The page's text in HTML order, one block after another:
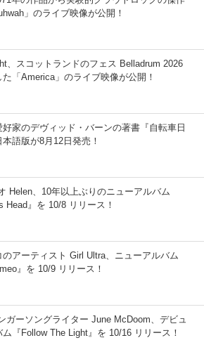
」のライブ映像が公開！
、スコットランドのフェス Belladrum 2026
た「America」のライブ映像が公開！
好家のデヴィッド・バーンの著書『自転車日
語版が8月12日発売！
Helen、10年以上ぶりのニューアルバム
Head』を 10/8 リリース！
のアーティスト Girl Ultra、ニューアルバム
』を 10/9 リリース！
ガーソングライター June McDoom、デビュ
ム『Follow The Light』を 10/16 リリース！